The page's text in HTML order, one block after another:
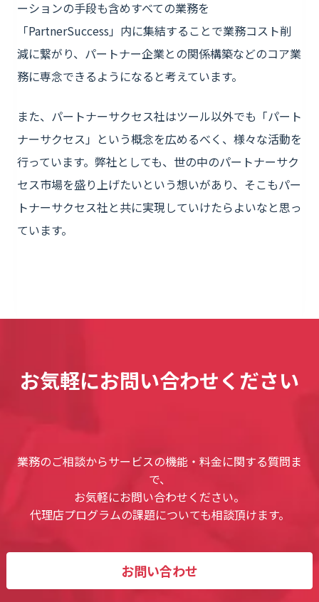
ーションの手段も含めすべての業務を
「PartnerSuccess」内に集結することで業務コスト削
減に繋がり、パートナー企業との関係構築などのコア業
務に専念できるようになると考えています。
また、パートナーサクセス社はツール以外でも「パート
ナーサクセス」という概念を広めるべく、様々な活動を
行っています。弊社としても、世の中のパートナーサク
セス市場を盛り上げたいという想いがあり、そこもパー
トナーサクセス社と共に実現していけたらよいなと思っ
ています。
お気軽にお問い合わせください
業務のご相談からサービスの機能・料金に関する質問ま
で、
お気軽にお問い合わせください。
代理店プログラムの課題についても相談頂けます。
お問い合わせ